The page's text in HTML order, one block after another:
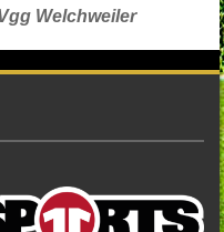
Welchweiler